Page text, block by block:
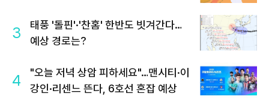
3
태풍 '돌핀'·'찬홈' 한반도 빗겨간다…
예상 경로는?
4
"오늘 저녁 상암 피하세요"…맨시티·이
강인·리센느 뜬다, 6호선 혼잡 예상